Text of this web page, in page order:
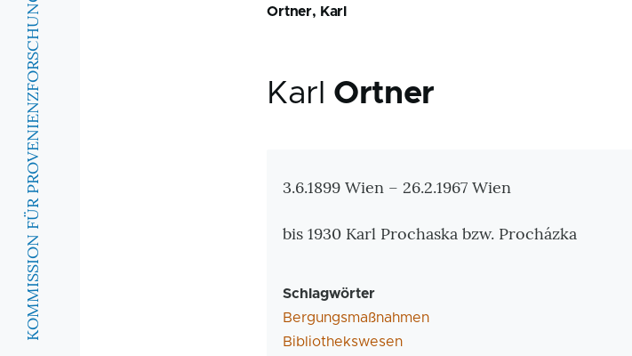
Ortner, Karl
Karl Ortner
Zusatzinformationen
3.6.1899 Wien – 26.2.1967 Wien
bis 1930 Karl Prochaska bzw. Procházka
Schlagwörter
Bergungsmaßnahmen
Bibliothekswesen
KOMMISSION FÜR PROVENIENZFORSCHUNG